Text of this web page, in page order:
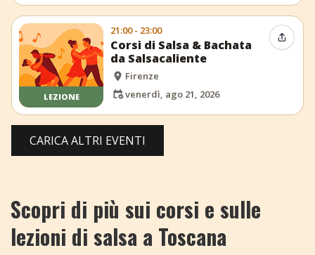
LEZIONE
21:00 - 23:00
Corsi di Salsa & Bachata
da Salsacaliente
Firenze
venerdì, ago 21, 2026
CARICA ALTRI EVENTI
Scopri di più sui corsi e sulle
lezioni di salsa a Toscana